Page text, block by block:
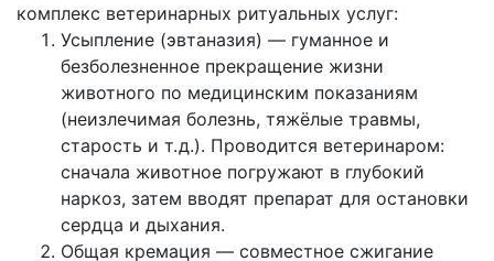
комплекс ветеринарных ритуальных услуг:
Усыпление (эвтаназия) — гуманное и
безболезненное прекращение жизни
животного по медицинским показаниям
(неизлечимая болезнь, тяжёлые травмы,
старость и т. д.). Проводится ветеринаром:
сначала животное погружают в глубокий
наркоз, затем вводят препарат для остановки
сердца и дыхания.
Общая кремация — совместное сжигание